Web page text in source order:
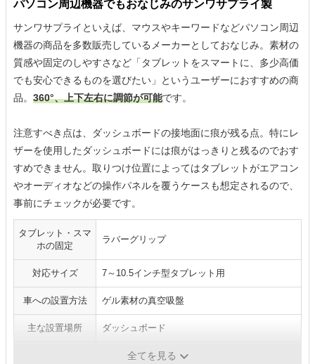
パソコン周辺機器でもおなじみのサンワサプライ製
サンワサプライといえば、マウスやキーワードなどパソコン周辺
機器の商品を多数販売しているメーカーとしておなじみ。素材の
質感や固定のしやすさなど「タブレットをスマートに、多少高価
でも安心できるものを選びたい」というユーザーにおすすめの商
品。 360°、上下左右に調節が可能です。
注意すべき点は、ダッシュボードの接地面に痕が残る点。特にレ
ザーを使用したダッシュボードには痕がはっきりと残るのでおす
すめできません。取りつけ位置によってはタブレットがエアコン
やオーディオなどの操作パネルを覆うケースも想定されるので、
事前にチェックが必要です。
タブレット・スマ
ホの固定
ラバーグリップ
対応サイズ 7～10.5インチ型タブレット用
車への設置方法 ゲル素材の真空吸盤
主な設置場所 ダッシュボード
全てを見る